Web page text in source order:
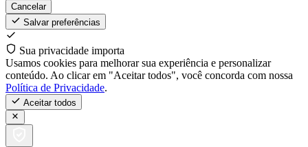
Cancelar
Salvar preferências
Sua privacidade importa
Usamos cookies para melhorar sua experiência e personalizar
conteúdo. Ao clicar em "Aceitar todos", você concorda com nossa
Política de Privacidade.
Aceitar todos